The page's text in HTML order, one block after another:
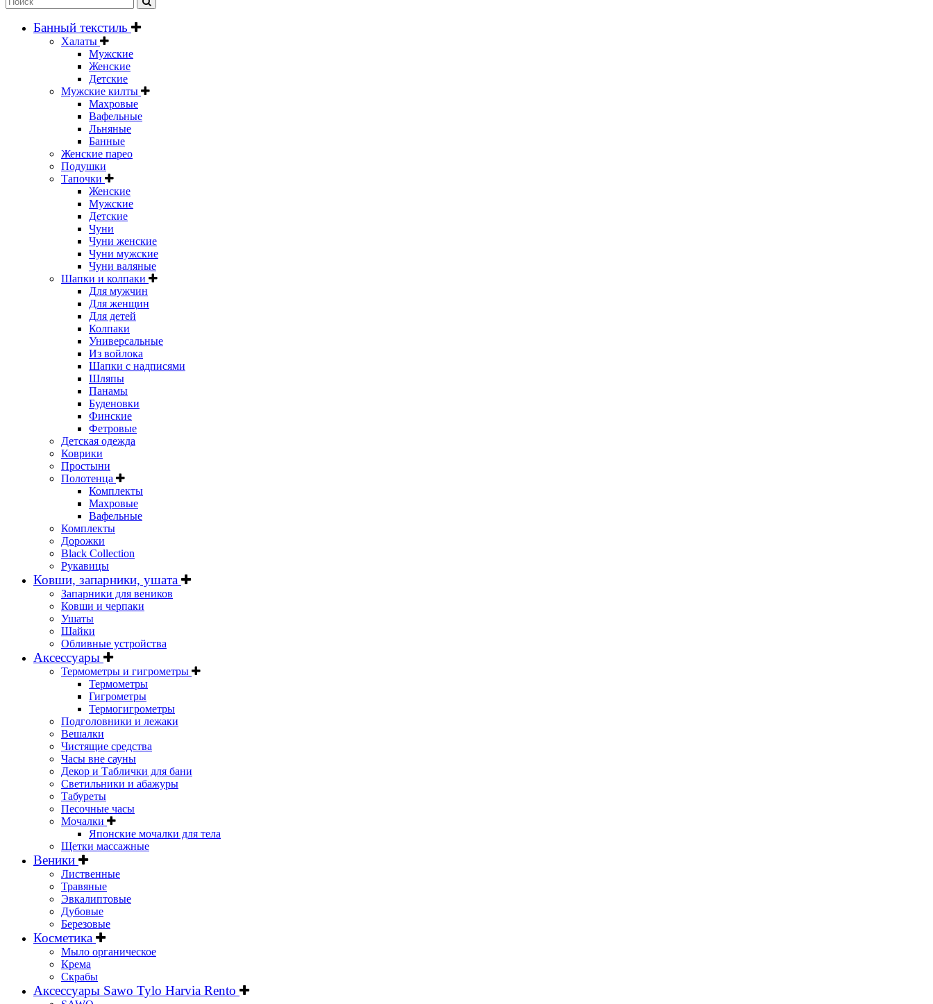
Банный текстиль
Халаты
Мужские
Женские
Детские
Мужские килты
Махровые
Вафельные
Льняные
Банные
Женские парео
Подушки
Тапочки
Женские
Мужские
Детские
Чуни
Чуни женские
Чуни мужские
Чуни валяные
Шапки и колпаки
Для мужчин
Для женщин
Для детей
Колпаки
Универсальные
Из войлока
Шапки с надписями
Шляпы
Панамы
Буденовки
Финские
Фетровые
Детская одежда
Коврики
Простыни
Полотенца
Комплекты
Махровые
Вафельные
Комплекты
Дорожки
Black Collection
Рукавицы
Ковши, запарники, ушата
Запарники для веников
Ковши и черпаки
Ушаты
Шайки
Обливные устройства
Аксессуары
Термометры и гигрометры
Термометры
Гигрометры
Термогигрометры
Подголовники и лежаки
Вешалки
Чистящие средства
Часы вне сауны
Декор и Таблички для бани
Светильники и абажуры
Табуреты
Песочные часы
Мочалки
Японские мочалки для тела
Щетки массажные
Веники
Лиственные
Травяные
Эвкалиптовые
Дубовые
Березовые
Косметика
Мыло органическое
Крема
Скрабы
Аксессуары Sawo Tylo Harvia Rento